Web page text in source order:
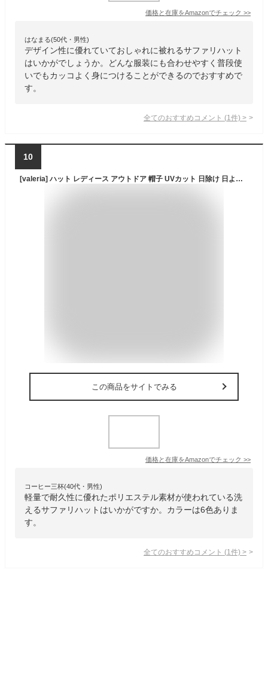
価格と在庫をAmazonでチェック >>
はなまる(50代・男性)
デザイン性に優れていておしゃれに被れるサファリハット
はいかがでしょうか。どんな服装にも合わせやすく普段使
いでもカッコよく身につけることができるのでおすすめで
す。
全てのおすすめコメント (1 件) >
10
[valeria] ハット レディース アウトドア 帽子 UVカット 日除け 日よけ アドベンチャーハット サファリハット 撥水 夏 秋 ゴルフ キャンプ むら染め ペールカーキ
この商品をサイトでみる
価格と在庫をAmazonでチェック >>
コーヒー三杯(40代・男性)
軽量で耐久性に優れたポリエステル素材が使われている洗
えるサファリハットはいかがですか。カラーは6色ありま
す。
全てのおすすめコメント (1 件) >